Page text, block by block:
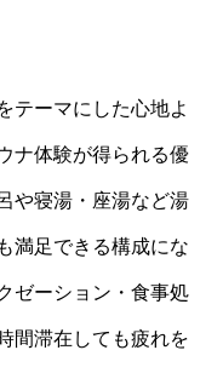
テーマにした心地よ
ナ体験が得られる優
や寝湯・座湯など湯
満足できる構成にな
ゼーション・食事処
間滞在しても疲れを